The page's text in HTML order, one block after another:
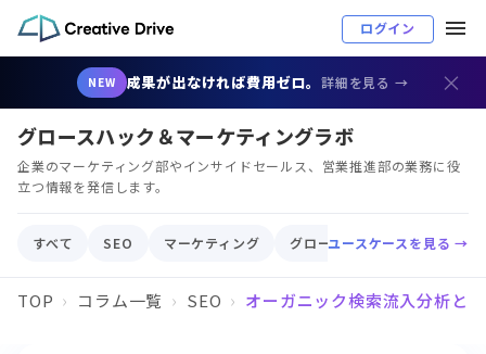
NEW 成果が出なければ費用ゼロ。詳細を見る → ×
ログイン
グロースハック＆マーケティングラボ
企業のマーケティング部やインサイドセールス、営業推進部の業務に役
立つ情報を発信します。
すべて SEO マーケティング グロースハック 顧客育成
ユースケースを見る →
TOP コラム一覧 SEO オーガニック検索流入分析と